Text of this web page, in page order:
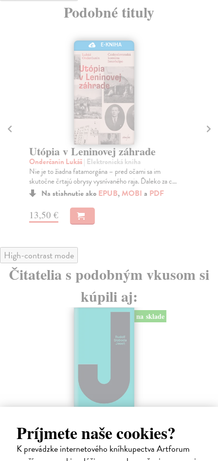
Príjmete naše cookies?
K prevádzke internetového kníhkupectva Artforum
Podobné tituly
E-KNIHA
Utópia v Leninovej záhrade
Onderčanin Lukáš| Elektronická kniha
Nie je to žiadna fatamorgána – pred očami sa im
skutočne črtajú obrysy vysnívaného raja. Ďaleko za c...
Na stiahnutie ako EPUB,MOBI a PDF
13,50 €
High-contrast mode
Čitatelia s podobným vkusom si
kúpili aj:
na sklade
Sloboda Rudolf
Próza Jeseň sa odohráva v 90. rokoch 20. storočia.
Udalosti denného života, práca na divadelnej hre,...